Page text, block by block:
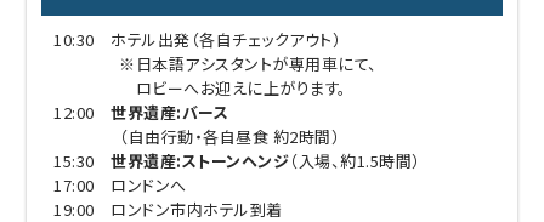
10:30 ホテル出発（各自チェックアウト）
※日本語アシスタントが専用車にて、
ロビーへお迎えに上がります。
12:00世界遺産:バース
（自由行動・各自昼食 約2時間）
15:30世界遺産:ストーンヘンジ（入場、約1.5時間）
17:00 ロンドンへ
19:00 ロンドン市内ホテル到着